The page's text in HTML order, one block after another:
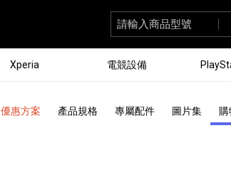
請輸入商品型號
Xperia 電競設備
優惠方案 產品規格 專屬配件 圖片集